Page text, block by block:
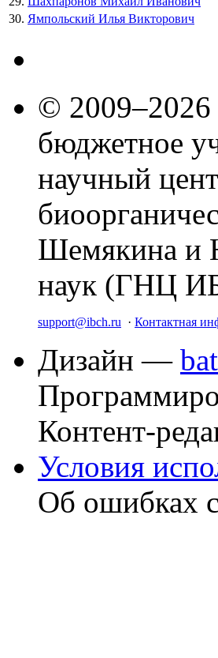
30. Ямпольский Илья Викторович
© 2009–2026
бюджетное
научный
Шемякина и
наук (ГНЦ
support@ibch.ru · Контактная
Дизайн —
Контент-
Условия
Об ошибках